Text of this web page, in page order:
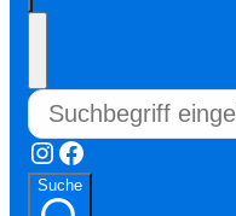
Instagram
Facebook
Suche